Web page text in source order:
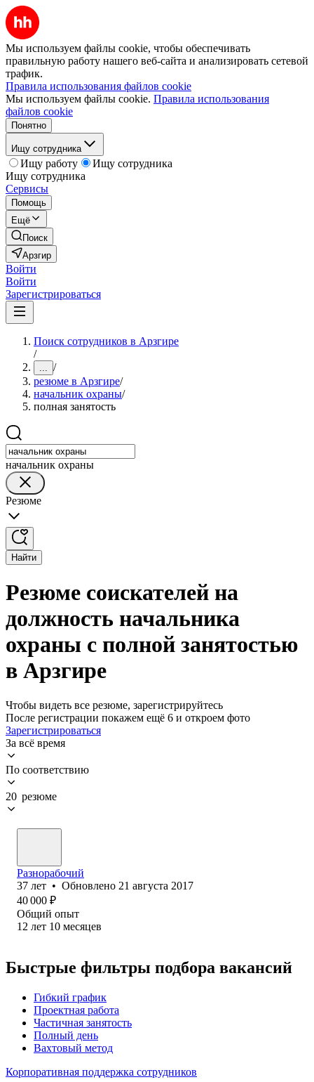
Мы используем файлы cookie, чтобы обеспечивать
правильную работу нашего веб-сайта и анализировать сетевой
трафик.
Правила использования файлов cookie
Мы используем файлы cookie. Правила использования
файлов cookie
Понятно
Ищу сотрудника
Ищу работу
Ищу сотрудника
Ищу сотрудника
Сервисы
Помощь
Ещё
Поиск
Арзгир
Войти
Войти
Зарегистрироваться
Поиск сотрудников в Арзгире
/
... /
резюме в Арзгире/
начальник охраны/
полная занятость
начальник охраны
Резюме
Найти
Резюме соискателей на
должность начальника
охраны с полной занятостью
в Арзгире
Чтобы видеть все резюме, зарегистрируйтесь
После регистрации покажем ещё 6 и откроем фото
Зарегистрироваться
За всё время
По соответствию
20 резюме
Разнорабочий
37 лет • Обновлено 21 августа 2017
40 000 ₽
Общий опыт
12 лет 10 месяцев
Быстрые фильтры подбора вакансий
Гибкий график
Проектная работа
Частичная занятость
Полный день
Вахтовый метод
Корпоративная поддержка сотрудников